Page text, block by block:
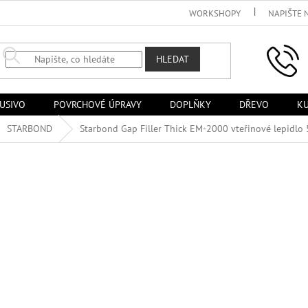
WORKSHOPY NAPIŠTE
HLEDAT
POVRCHOVÉ ÚPRAVY DOPLŇKY DŘEVO
STARBOND Starbond Gap Filler Thick EM-2000 vteřinové lepidlo